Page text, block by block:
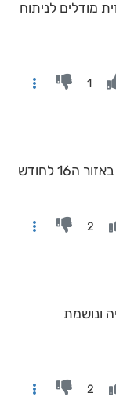
מודלים לניתוח
1
לחודש
2
2